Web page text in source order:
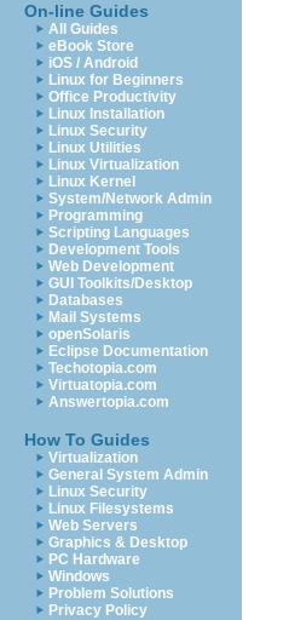
On-line Guides
All Guides
eBook Store
iOS / Android
Linux for Beginners
Office Productivity
Linux Installation
Linux Security
Linux Utilities
Linux Virtualization
Linux Kernel
System/Network Admin
Programming
Scripting Languages
Development Tools
Web Development
GUI Toolkits/Desktop
Databases
Mail Systems
openSolaris
Eclipse Documentation
Techotopia.com
Virtuatopia.com
Answertopia.com
How To Guides
Virtualization
General System Admin
Linux Security
Linux Filesystems
Web Servers
Graphics & Desktop
PC Hardware
Windows
Problem Solutions
Privacy Policy